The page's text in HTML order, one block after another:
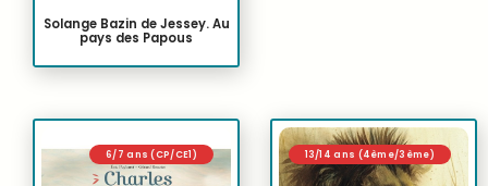
Solange Bazin de Jessey. Au
pays des Papous
6/7 ans (CP/CE1) 13/14 ans (4ème/3ème)